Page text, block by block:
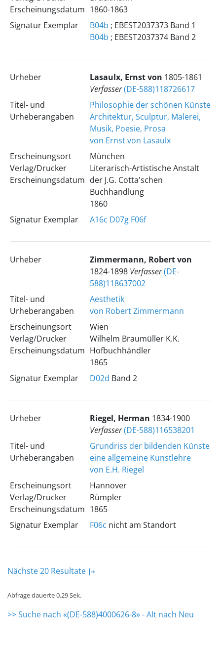
Erscheinungsdatum 1860-1863
Signatur Exemplar
B04b ; EBEST2037373 Band 1
B04b ; EBEST2037374 Band 2
Urheber Lasaulx, Ernst von 1805-1861
Verfasser(DE-588)118726617
Titel- und
Urheberangaben
Philosophie der schönen Künste
Architektur, Sculptur, Malerei,
Musik, Poesie, Prosa
von Ernst von Lasaulx
Erscheinungsort
Verlag/Drucker
Erscheinungsdatum
München
Literarisch-Artistische Anstalt
der J.G. Cotta'schen
Buchhandlung
1860
Signatur Exemplar
A16c D07g F06f
Urheber
Zimmermann, Robert von
1824-1898 Verfasser(DE-
588)118637002
Titel- und
Urheberangaben
Aesthetik
von Robert Zimmermann
Erscheinungsort
Verlag/Drucker
Erscheinungsdatum
Wien
Wilhelm Braumüller K.K.
Hofbuchhändler
1865
Signatur Exemplar
D02d Band 2
Urheber Riegel, Herman 1834-1900
Verfasser(DE-588)116538201
Titel- und
Urheberangaben
Grundriss der bildenden Künste
eine allgemeine Kunstlehre
von E.H. Riegel
Erscheinungsort
Verlag/Drucker
Erscheinungsdatum
Hannover
Rümpler
1865
Signatur Exemplar
F06c nicht am Standort
Nächste 20 Resultate
Abfrage dauerte 0.29 Sek.
>> Suche nach «(DE-588)4000626-8» - Alt nach Neu